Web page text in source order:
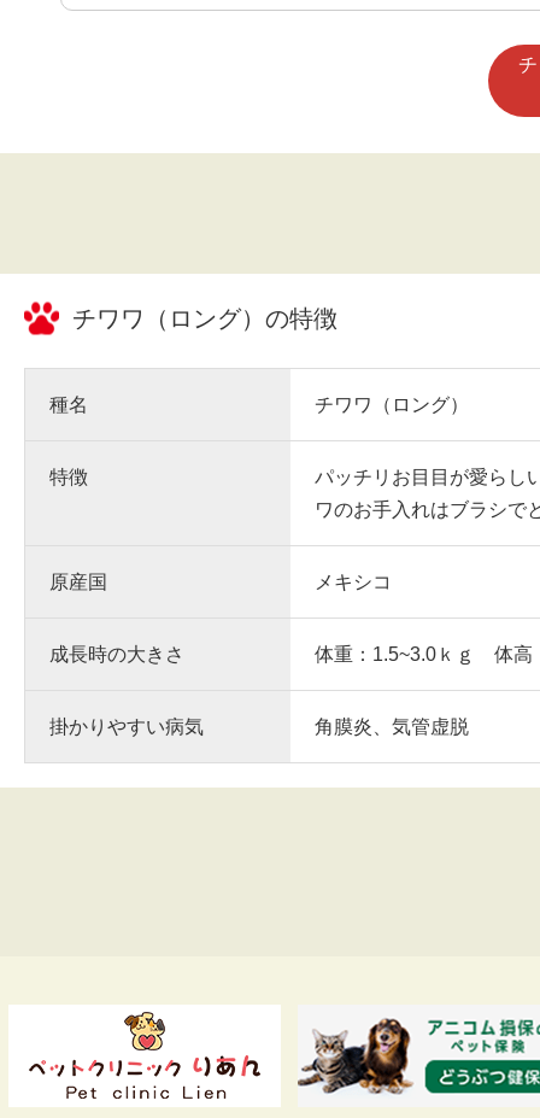
かまた3匹で暮らしたい」とい
あったものの、愛夢を見送っ
浅く、「こんなに早く新しい
いいのかな」と何日も悩みました
ともたくさん話し合い、悩ん
の子を家族として迎えよう」
チワワ（ロング） の特徴
種名 チワワ（ロング）
特徴
パッチリお目目が愛らし
ワのお手入れはブラシで
原産国 メキシコ
成長時の大きさ 体重：1.5~3.0ｋｇ 体高
掛かりやすい病気 角膜炎、気管虚脱